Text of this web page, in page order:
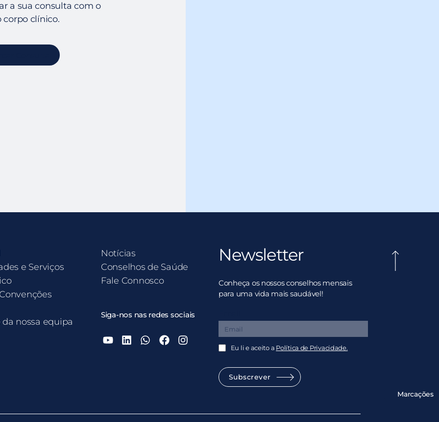
a sua consulta com o
corpo clínico.
Marcações
e Serviços
da nossa equipa
Notícias
Conselhos de Saúde
Fale Connosco
Siga-nos nas redes sociais
Newsletter
Conheça os nossos conselhos mensais
para uma vida mais saudável!
Eu li e aceito a Política de Privacidade.
Subscrever